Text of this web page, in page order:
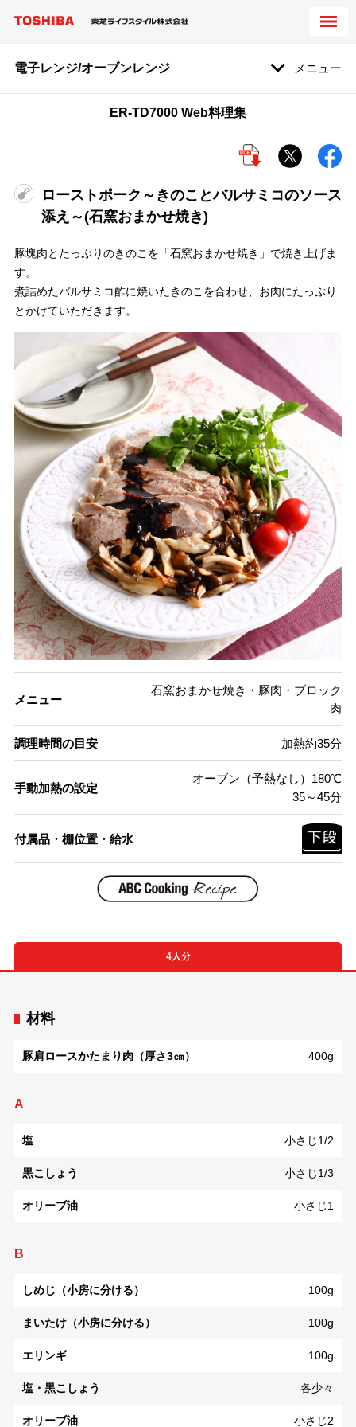
電子レンジ/オーブンレンジ メニュー
ER-TD7000 Web料理集
ローストポーク～きのことバルサミコのソース
添え～(石窯おまかせ焼き)
豚塊肉とたっぷりのきのこを「石窯おまかせ焼き」で焼き上げま
す。
煮詰めたバルサミコ酢に焼いたきのこを合わせ、お肉にたっぷり
とかけていただきます。
メニュー
石窯おまかせ焼き・豚肉・ブロック
肉
調理時間の目安 加熱約35分
手動加熱の設定
オーブン（予熱なし）180℃
35～45分
付属品・棚位置・給水
4人分
材料
豚肩ロースかたまり肉（厚さ3㎝） 400g
A
塩 小さじ1/2
黒こしょう 小さじ1/3
オリーブ油 小さじ1
B
しめじ（小房に分ける） 100g
まいたけ（小房に分ける） 100g
エリンギ 100g
塩・黒こしょう 各少々
オリーブ油 小さじ2